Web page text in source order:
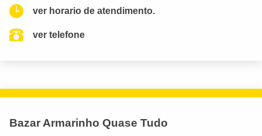
ver horario de atendimento.
ver telefone
Bazar Armarinho Quase Tudo